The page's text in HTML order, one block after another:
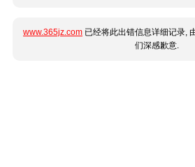
www.365jz.com 已经将此出错信息详细记录,
们深感歉意.